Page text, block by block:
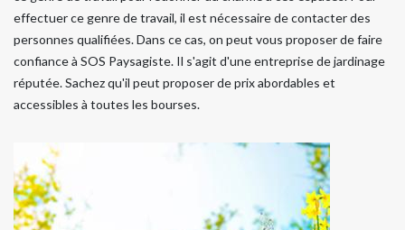
effectuer ce genre de travail, il est nécessaire de contacter des
personnes qualifiées. Dans ce cas, on peut vous proposer de faire
confiance à SOS Paysagiste. Il s'agit d'une entreprise de jardinage
réputée. Sachez qu'il peut proposer de prix abordables et
accessibles à toutes les bourses.